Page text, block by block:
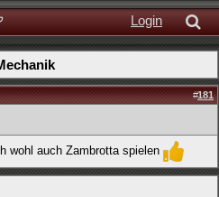
Login
#181
wohl auch Zambrotta spielen